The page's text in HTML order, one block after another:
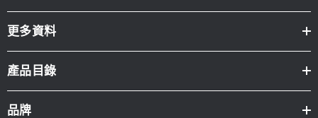
更多資料
產品目錄
品牌